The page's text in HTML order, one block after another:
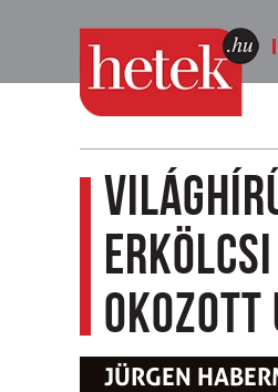
erkölcsi
okozott
JÜRGEN